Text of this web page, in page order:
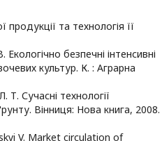
та технологія її
безпечні інтенсивні
культур. К. : Аграрна
Т. Сучасні технології
Вінниця: Нова книга, 2008.
V. Market circulation of